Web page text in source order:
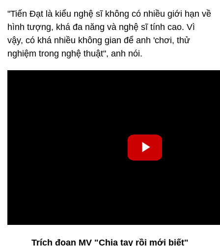
"Tiến Đạt là kiểu nghệ sĩ không có nhiều giới hạn về
hình tượng, khá đa năng và nghệ sĩ tính cao. Vì
vậy, có khá nhiều không gian để anh 'chơi, thử
nghiệm trong nghệ thuật", anh nói.
Trích đoạn MV "Chia tay rồi mới biết"